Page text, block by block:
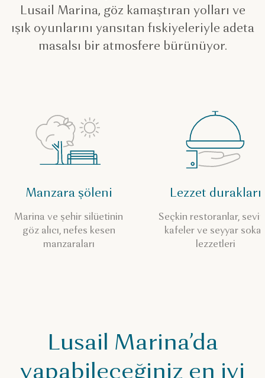
Lusail Marina, göz kamaştıran yolları ve
ışık oyunlarını yansıtan fıskiyeleriyle adeta
masalsı bir atmosfere bürünüyor.
Manzara şöleni
Marina ve şehir silüetinin
göz alıcı, nefes kesen
manzaraları
Lezzet durakları
Seçkin restoranlar,
kafeler ve seyyar
lezzetleri
Lusail Marina’da
yapabileceğiniz en iyi